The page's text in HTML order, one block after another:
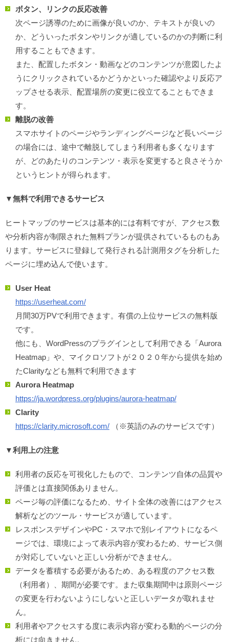
ボタン、リンクの反応改善
次ページ誘導のために画像が良いのか、テキストが良いの
か、どういったボタンやリンクが適しているのかの判断に利
用することもできます。
また、配置したボタン・動画などのコンテンツが意図したよ
うにクリックされているかどうかといった確認やより反応ア
ップさせる表示、配置場所の変更に役立てることもできま
す。
離脱の改善
スマホサイトのページやランディングページなど長いページ
の場合には、途中で離脱してしまう利用者も多くなります
が、どのあたりのコンテンツ・表示を変更すると良さそうか
というヒントが得られます。
▼無料で利用できるサービス
ヒートマップのサービスは基本的には有料ですが、アクセス数
や分析内容が制限された無料プランが提供されているものもあ
ります。サービスに登録して発行される計測用タグを分析した
ページに埋め込んで使います。
User Heat
https://userheat.com/
月間30万PVで利用できます。有償の上位サービスの無料版
です。
他にも、WordPressのプラグインとして利用できる「Aurora
Heatmap」や、マイクロソフトが２０２０年から提供を始め
たClarityなども無料で利用できます
Aurora Heatmap
https://ja.wordpress.org/plugins/aurora-heatmap/
Clarity
https://clarity.microsoft.com/ （※英語のみのサービスです）
▼利用上の注意
利用者の反応を可視化したもので、コンテンツ自体の品質や
評価とは直接関係ありません。
ページ毎の評価になるため、サイト全体の改善にはアクセス
解析などのツール・サービスが適しています。
レスポンスデザインやPC・スマホで別レイアウトになるペ
ージでは、環境によって表示内容が変わるため、サービス側
が対応していないと正しい分析ができません。
データを蓄積する必要があるため、ある程度のアクセス数
（利用者）、期間が必要です。また収集期間中は原則ページ
の変更を行わないようにしないと正しいデータが取れませ
ん。
利用者やアクセスする度に表示内容が変わる動的ページの分
析には向きません。